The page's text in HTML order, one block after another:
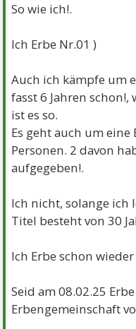
So wie ich!.
Ich Erbe Nr.01 )
Auch ich kämpfe um
fasst 6 Jahren
ist es so.
Es geht auch um
Personen. 2 davon
aufgegeben!.
Ich nicht, solange ich
Titel besteht von 30
Ich Erbe schon
Seid am 08.02.25
Erbengemeinschaft